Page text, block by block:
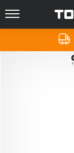
Top4Sport.ro